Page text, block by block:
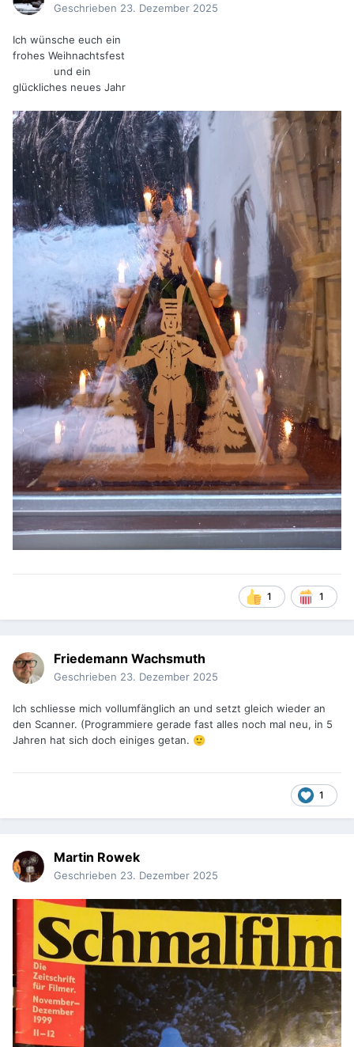
Geschrieben 23. Dezember 2025
Ich wünsche euch ein
frohes Weihnachtsfest
und ein
glückliches neues Jahr
1 1
Friedemann Wachsmuth
Geschrieben 23. Dezember 2025
Ich schliesse mich vollumfänglich an und setzt gleich wieder an
den Scanner. (Programmiere gerade fast alles noch mal neu, in 5
Jahren hat sich doch einiges getan. 🙂
1
Martin Rowek
Geschrieben 23. Dezember 2025